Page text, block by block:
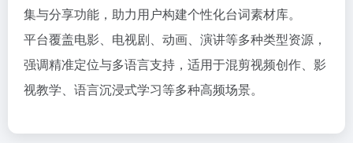
集与分享功能，助力用户构建个性化台词素材库。
平台覆盖电影、电视剧、动画、演讲等多种类型资源，
强调精准定位与多语言支持，适用于混剪视频创作、影
视教学、语言沉浸式学习等多种高频场景。